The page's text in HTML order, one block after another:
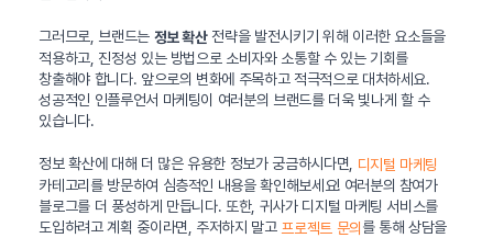
그러므로, 브랜드는 정보 확산전략을 발전시키기 위해 이러한 요소들을
적용하고, 진정성 있는 방법으로 소비자와 소통할 수 있는 기회를
창출해야 합니다. 앞으로의 변화에 주목하고 적극적으로 대처하세요.
성공적인 인플루언서 마케팅이 여러분의 브랜드를 더욱 빛나게 할 수
있습니다.
정보 확산에 대해 더 많은 유용한 정보가 궁금하시다면, 디지털 마케팅
카테고리를 방문하여 심층적인 내용을 확인해보세요! 여러분의 참여가
블로그를 더 풍성하게 만듭니다. 또한, 귀사가 디지털 마케팅 서비스를
도입하려고 계획 중이라면, 주저하지 말고 프로젝트 문의를 통해 상담을